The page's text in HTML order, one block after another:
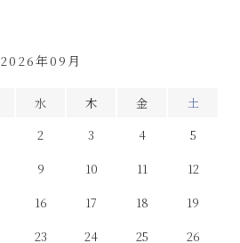
2026年09月
水 木 金
土
2 3 4
5
9 10 11
12
16 17 18
19
23 24 25 26